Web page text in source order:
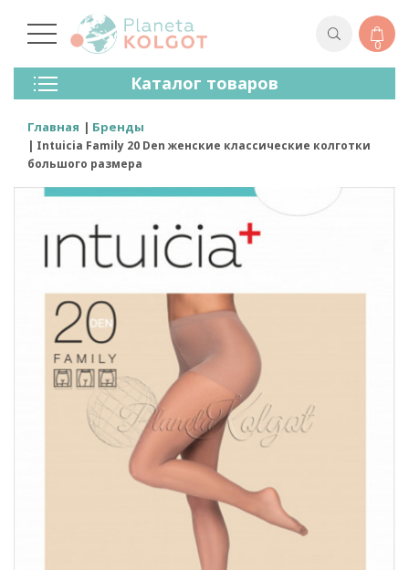
0
Каталог товаров
Колготки
Чулки
Лосины (леггинсы)
Носки И Гольфы
Спортивная Одежда
Для Детей
Главная Бренды
Intuicia Family 20 Den женские классические колготки
большого размера